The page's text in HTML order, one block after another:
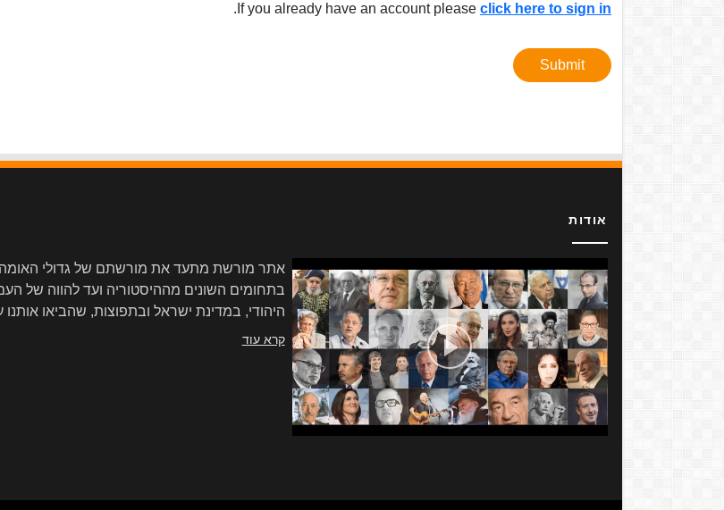
If you already have an account please click here to sign in
.
Submit
אודות
אתר מורשת מתעד את מורשתם של גדולי האומה
בתחומים השונים מההיסטוריה ועד להווה של
היהודי, במדינת ישראל ובתפוצות, שהביאו אותנו
קרא עוד